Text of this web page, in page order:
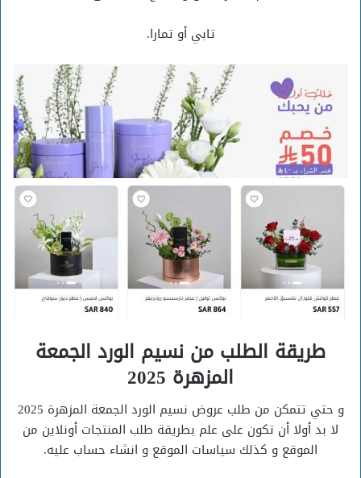
تابي أو تمارا.
طريقة الطلب من نسيم الورد الجمعة
المزهرة 2025
و حتي تتمكن من طلب عروض نسيم الورد الجمعة المزهرة 2025
لا بد أولا أن تكون على علم بطريقة طلب المنتجات أونلاين من
الموقع و كذلك سياسات الموقع و انشاء حساب عليه.